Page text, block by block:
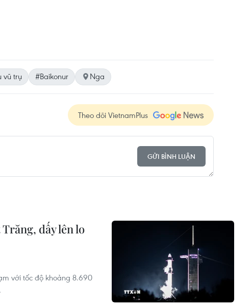
vũ trụ #Baikonur Nga
Theo dõi VietnamPlus
GỬI BÌNH LUẬN
dấy lên lo
với tốc độ khoảng 8.690